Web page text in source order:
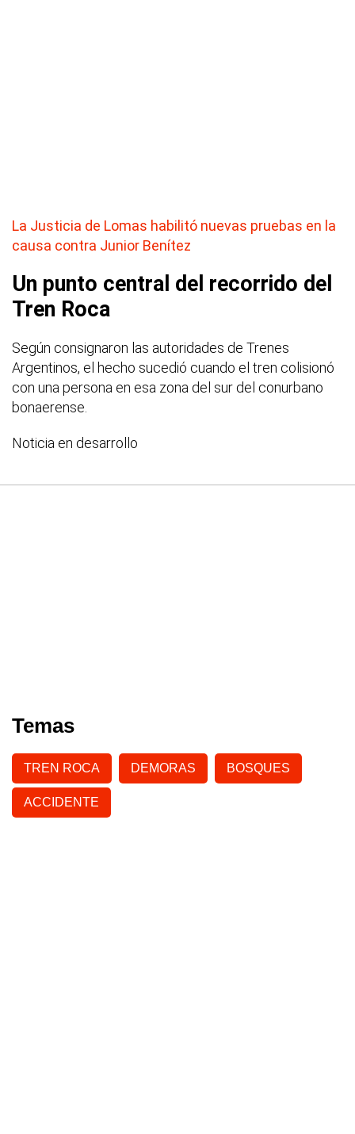
La Justicia de Lomas habilitó nuevas pruebas en la
causa contra Junior Benítez
Un punto central del recorrido del
Tren Roca
Según consignaron las autoridades de Trenes
Argentinos, el hecho sucedió cuando el tren colisionó
con una persona en esa zona del sur del conurbano
bonaerense.
Noticia en desarrollo
Temas
TREN ROCA DEMORAS BOSQUES
ACCIDENTE